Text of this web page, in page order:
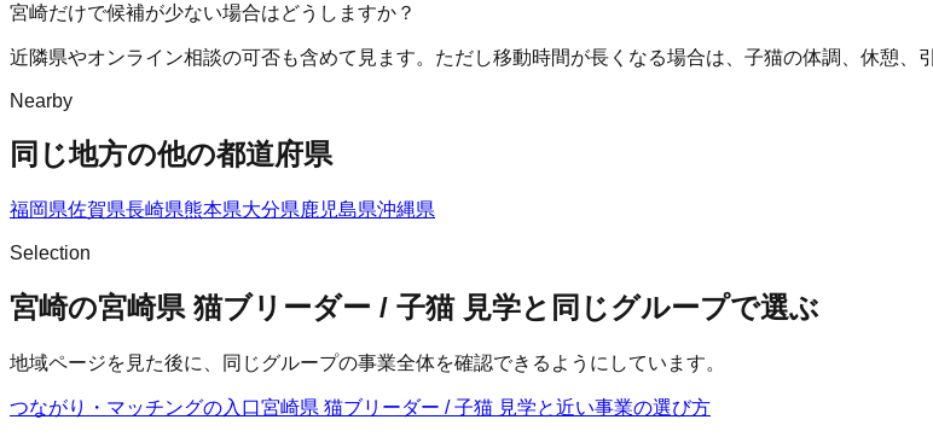
宮崎だけで候補が少ない場合はどうしますか？
近隣県やオンライン相談の可否も含めて見ます。ただし移動時間が長くなる場合は、子猫の体調、休憩、
Nearby
同じ地方の他の都道府県
福岡県佐賀県長崎県熊本県大分県鹿児島県沖縄県
Selection
宮崎の宮崎県 猫ブリーダー / 子猫 見学と同じグループで選ぶ
地域ページを見た後に、同じグループの事業全体を確認できるようにしています。
つながり・マッチングの入口宮崎県 猫ブリーダー / 子猫 見学と近い事業の選び方